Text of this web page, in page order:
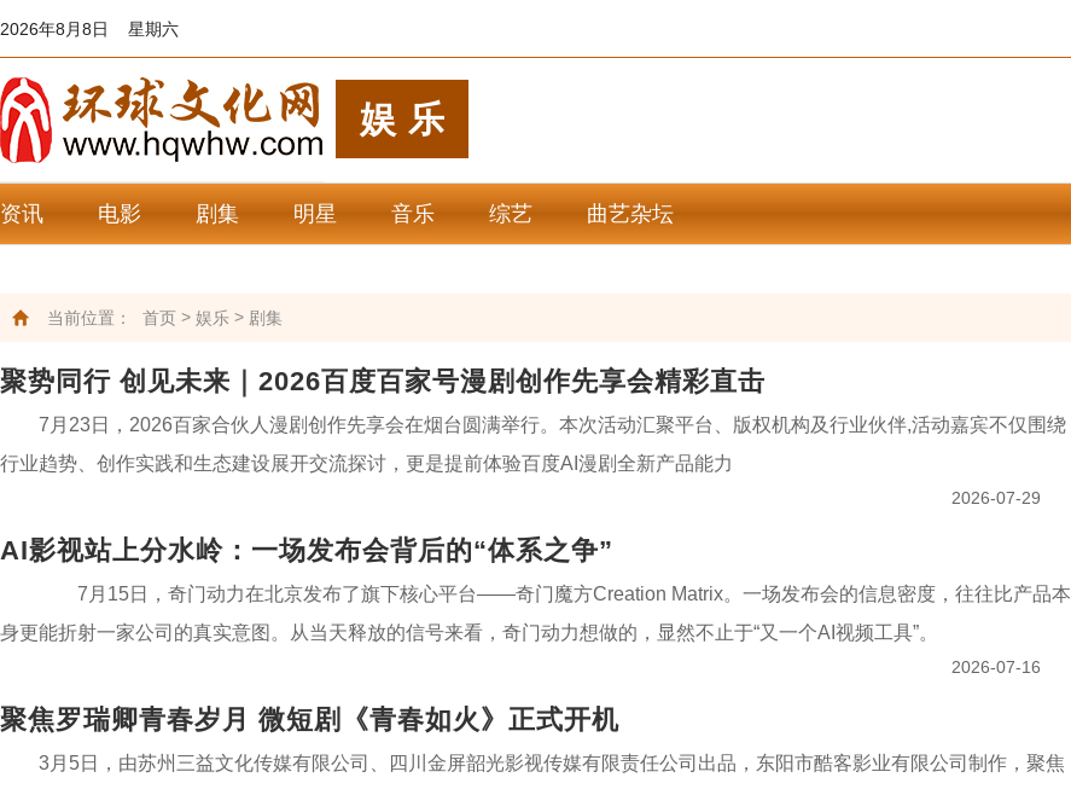
2026年8月8日 星期六
娱乐
资讯 电影 剧集 明星 音乐 综艺 曲艺杂坛
当前位置： 首页 > 娱乐 > 剧集
聚势同行 创见未来｜2026百度百家号漫剧创作先享会精彩直击
7月23日，2026百家合伙人漫剧创作先享会在烟台圆满举行。本次活动汇聚平台、版权机构及行业伙伴,活动嘉宾不仅围绕
行业趋势、创作实践和生态建设展开交流探讨，更是提前体验百度AI漫剧全新产品能力
2026-07-29
AI影视站上分水岭：一场发布会背后的“体系之争”
7月15日，奇门动力在北京发布了旗下核心平台——奇门魔方Creation Matrix。一场发布会的信息密度，往往比产品本
身更能折射一家公司的真实意图。从当天释放的信号来看，奇门动力想做的，显然不止于“又一个AI视频工具”。
2026-07-16
聚焦罗瑞卿青春岁月 微短剧《青春如火》正式开机
3月5日，由苏州三益文化传媒有限公司、四川金屏韶光影视传媒有限责任公司出品，东阳市酷客影业有限公司制作，聚焦